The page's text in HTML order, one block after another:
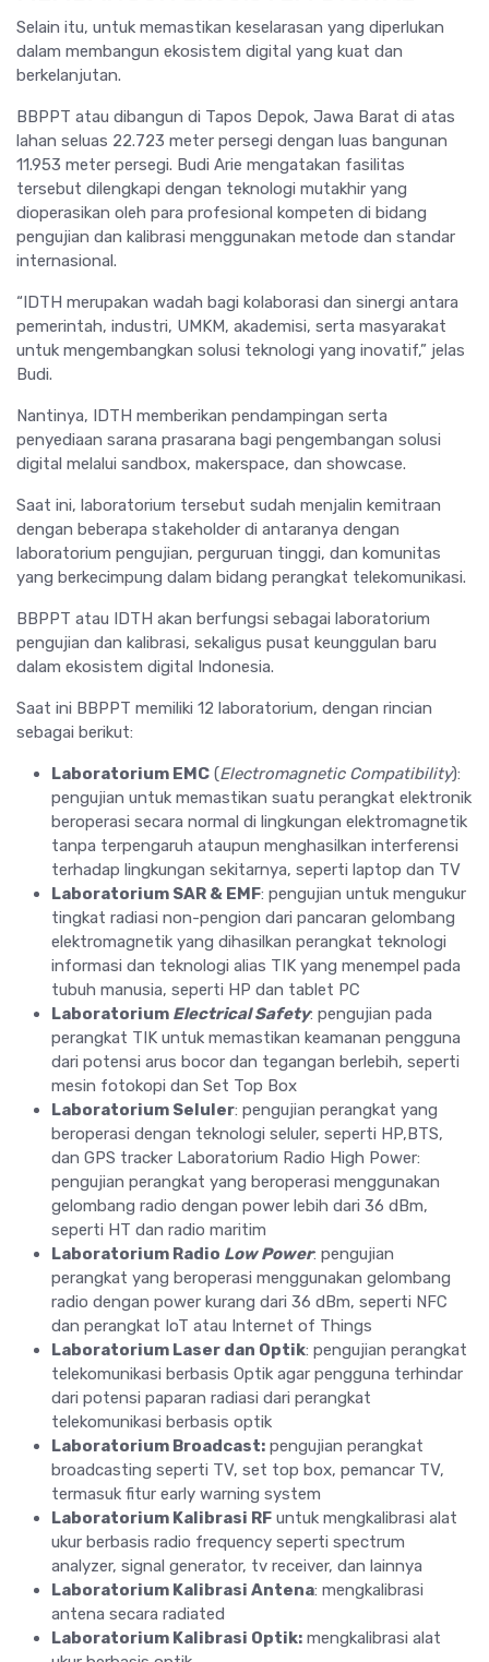
Selain itu, untuk memastikan keselarasan yang diperlukan
dalam membangun ekosistem digital yang kuat dan
berkelanjutan.
BBPPT atau dibangun di Tapos Depok, Jawa Barat di atas
lahan seluas 22.723 meter persegi dengan luas bangunan
11.953 meter persegi. Budi Arie mengatakan fasilitas
tersebut dilengkapi dengan teknologi mutakhir yang
dioperasikan oleh para profesional kompeten di bidang
pengujian dan kalibrasi menggunakan metode dan standar
internasional.
“IDTH merupakan wadah bagi kolaborasi dan sinergi antara
pemerintah, industri, UMKM, akademisi, serta masyarakat
untuk mengembangkan solusi teknologi yang inovatif,” jelas
Budi.
Nantinya, IDTH memberikan pendampingan serta
penyediaan sarana prasarana bagi pengembangan solusi
digital melalui sandbox, makerspace, dan showcase.
Saat ini, laboratorium tersebut sudah menjalin kemitraan
dengan beberapa stakeholder di antaranya dengan
laboratorium pengujian, perguruan tinggi, dan komunitas
yang berkecimpung dalam bidang perangkat telekomunikasi.
BBPPT atau IDTH akan berfungsi sebagai laboratorium
pengujian dan kalibrasi, sekaligus pusat keunggulan baru
dalam ekosistem digital Indonesia.
Saat ini BBPPT memiliki 12 laboratorium, dengan rincian
sebagai berikut:
Laboratorium EMC (Electromagnetic Compatibility):
pengujian untuk memastikan suatu perangkat elektronik
beroperasi secara normal di lingkungan elektromagnetik
tanpa terpengaruh ataupun menghasilkan interferensi
terhadap lingkungan sekitarnya, seperti laptop dan TV
Laboratorium SAR & EMF: pengujian untuk mengukur
tingkat radiasi non-pengion dari pancaran gelombang
elektromagnetik yang dihasilkan perangkat teknologi
informasi dan teknologi alias TIK yang menempel pada
tubuh manusia, seperti HP dan tablet PC
Laboratorium Electrical Safety: pengujian pada
perangkat TIK untuk memastikan keamanan pengguna
dari potensi arus bocor dan tegangan berlebih, seperti
mesin fotokopi dan Set Top Box
Laboratorium Seluler: pengujian perangkat yang
beroperasi dengan teknologi seluler, seperti HP,BTS,
dan GPS tracker Laboratorium Radio High Power:
pengujian perangkat yang beroperasi menggunakan
gelombang radio dengan power lebih dari 36 dBm,
seperti HT dan radio maritim
Laboratorium Radio Low Power: pengujian
perangkat yang beroperasi menggunakan gelombang
radio dengan power kurang dari 36 dBm, seperti NFC
dan perangkat IoT atau Internet of Things
Laboratorium Laser dan Optik: pengujian perangkat
telekomunikasi berbasis Optik agar pengguna terhindar
dari potensi paparan radiasi dari perangkat
telekomunikasi berbasis optik
Laboratorium Broadcast: pengujian perangkat
broadcasting seperti TV, set top box, pemancar TV,
termasuk fitur early warning system
Laboratorium Kalibrasi RF untuk mengkalibrasi alat
ukur berbasis radio frequency seperti spectrum
analyzer, signal generator, tv receiver, dan lainnya
Laboratorium Kalibrasi Antena: mengkalibrasi
antena secara radiated
Laboratorium Kalibrasi Optik: mengkalibrasi alat